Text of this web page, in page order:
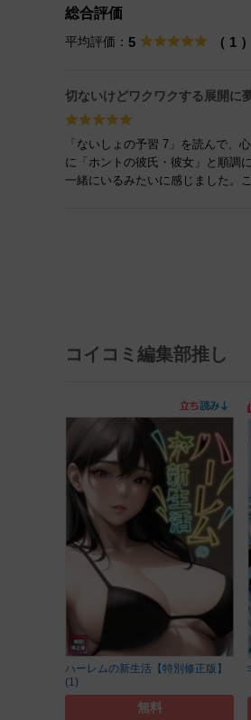
総合評価
平均評価： 5 （ 1 ）
切ないけどワクワクする展開に
「ないしょの予習 7」を読んで、
に「ホントの彼氏・彼女」と順調
一緒にいるみたいに感じました。
コイコミ編集部推し
ハーレムの新生活【特別修正版】
(1)
無料